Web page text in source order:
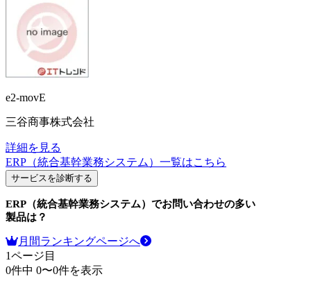
e2-movE
三谷商事株式会社
詳細を見る
ERP（統合基幹業務システム） 一覧はこちら
サービスを診断する
ERP（統合基幹業務システム） でお問い合わせの多い
製品は？
月間ランキングページへ
1ページ目
0件中 0〜0件を表示